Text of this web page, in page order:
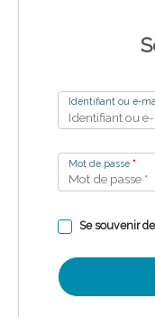
Identifiant ou e-
Mot de passe *
Se souvenir